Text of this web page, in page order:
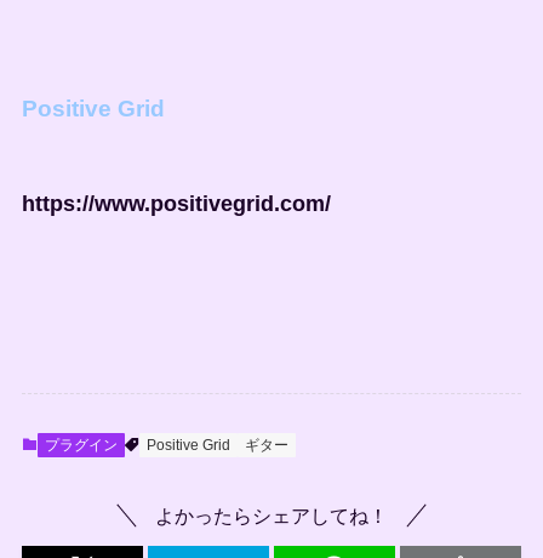
Positive Grid
https://www.positivegrid.com/
プラグイン Positive Grid ギター
よかったらシェアしてね！